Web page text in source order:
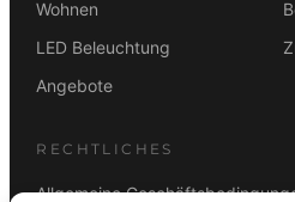
Wohnen
LED Beleuchtung
Angebote
RECHTLICHES
Allgemeine